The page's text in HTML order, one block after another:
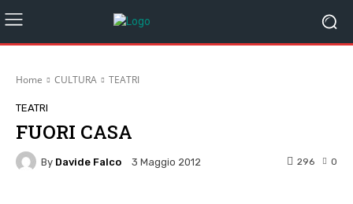
Home CULTURA TEATRI
TEATRI
FUORI CASA
By Davide Falco 3 Maggio 2012 0
296